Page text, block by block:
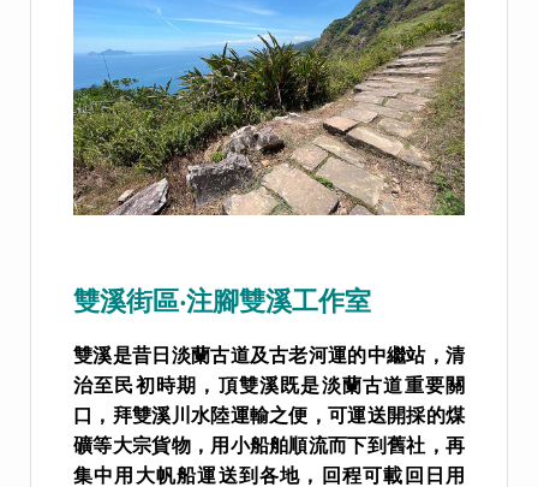
雙溪街區‧注腳雙溪工作室
雙溪是昔日淡蘭古道及古老河運的中繼站，清
治至民初時期，頂雙溪既是淡蘭古道重要關
口，拜雙溪川水陸運輸之便，可運送開採的煤
礦等大宗貨物，用小船舶順流而下到舊社，再
集中用大帆船運送到各地，回程可載回日用